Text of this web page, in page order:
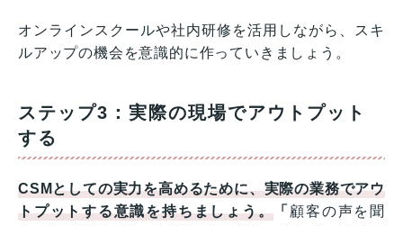
オンラインスクールや社内研修を活用しながら、スキ
ルアップの機会を意識的に作っていきましょう。
ステップ3：実際の現場でアウトプット
する
CSMとしての実力を高めるために、実際の業務でアウ
トプットする意識を持ちましょう。 「 顧客の声を聞